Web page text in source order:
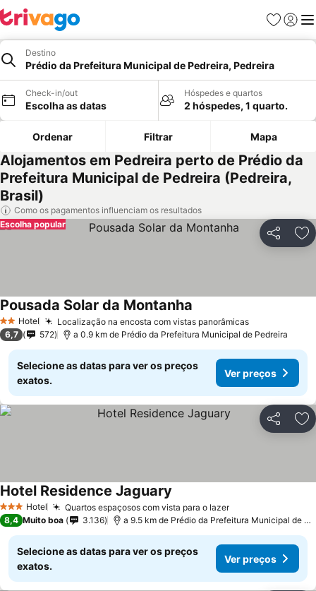
Favoritos
Iniciar
Destino
Prédio da Prefeitura Municipal de Pedreira, Pedreira
Check-in/out
Escolha as datas
Hóspedes e quartos
2 hóspedes, 1 quarto.
Ordenar Filtrar Mapa
Alojamentos em Pedreira perto de Prédio da
Prefeitura Municipal de Pedreira (Pedreira,
Brasil)
Como os pagamentos influenciam os resultados
Partilhar
Escolha popular
2 Estrelas
Hotel Localização na encosta com vistas panorâmicas
Pousada Solar da Montanha
6,7 572 a 0.9 km de Prédio da Prefeitura Municipal de Pedreira
Selecione as datas para ver os preços
exatos.
Ver preços
Partilhar
3 EstrelasHotel Quartos espaçosos com vista para o lazer
Hotel Residence Jaguary
8,4 Muito boa 3.136 a 9.5 km de Prédio da Prefeitura Municipal de Pedreira
Selecione as datas para ver os preços
exatos.
Ver preços